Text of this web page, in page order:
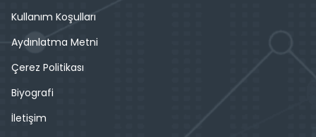
Kullanım Koşulları
Aydınlatma Metni
Çerez Politikası
Biyografi
İletişim